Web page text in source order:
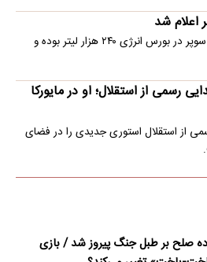
اعلام شد
حجم عرضه بنزین ویژه یا همان سوپر در بورس انرژی ۲۴۰ هزار لیتر بوده و
رسمی از استقلال؛ او در مایورکا
از استقلال استوری جدیدی را در فضای
صلح بر طبل جنگ پیروز شد / بازی